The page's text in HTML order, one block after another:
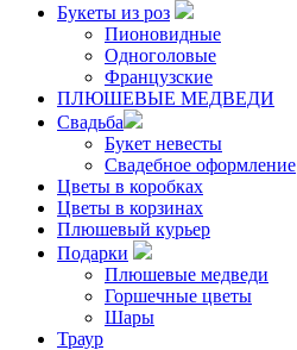
Букеты из роз
Пионовидные
Одноголовые
Французские
ПЛЮШЕВЫЕ МЕДВЕДИ
Свадьба
Букет невесты
Свадебное оформление
Цветы в коробках
Цветы в корзинах
Плюшевый курьер
Подарки
Плюшевые медведи
Горшечные цветы
Шары
Траур